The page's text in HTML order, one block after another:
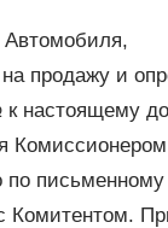
продажу и
настоящему
по письменному
Комитентом.